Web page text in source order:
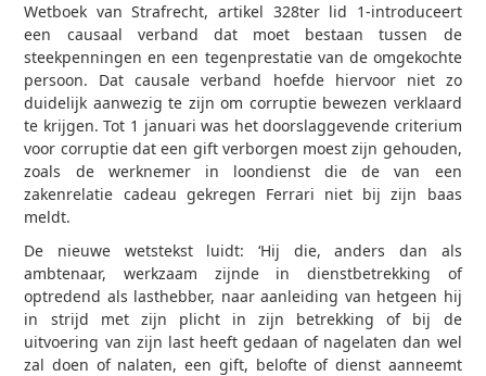
Wetboek van Strafrecht, artikel 328ter lid 1-introduceert
een causaal verband dat moet bestaan tussen de
steekpenningen en een tegenprestatie van de omgekochte
persoon. Dat causale verband hoefde hiervoor niet zo
duidelijk aanwezig te zijn om corruptie bewezen verklaard
te krijgen. Tot 1 januari was het doorslaggevende criterium
voor corruptie dat een gift verborgen moest zijn gehouden,
zoals de werknemer in loondienst die de van een
zakenrelatie cadeau gekregen Ferrari niet bij zijn baas
meldt.
De nieuwe wetstekst luidt: ‘Hij die, anders dan als
ambtenaar, werkzaam zijnde in dienstbetrekking of
optredend als lasthebber, naar aanleiding van hetgeen hij
in strijd met zijn plicht in zijn betrekking of bij de
uitvoering van zijn last heeft gedaan of nagelaten dan wel
zal doen of nalaten, een gift, belofte of dienst aanneemt